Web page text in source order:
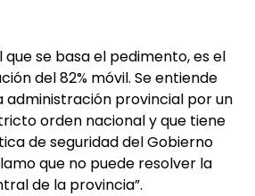
que se basa el pedimento, es el
del 82% móvil. Se entiende
administración provincial por un
orden nacional y que tiene
de seguridad del Gobierno
que no puede resolver la
de la provincia”.